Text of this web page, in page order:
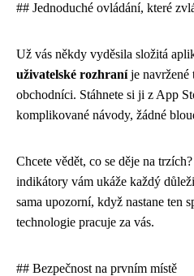
## Jednoduché ovládání, které
Už vás někdy vyděsila složitá
uživatelské rozhraníje navržené
obchodníci. Stáhnete si ji z App
komplikované návody, žádné
Chcete vědět, co se děje na trzích?
indikátory vám ukáže každý
sama upozorní, když nastane ten
technologie pracuje za vás.
## Bezpečnost na prvním místě